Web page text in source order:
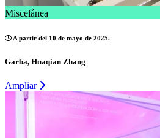
Miscelánea
A partir del 10 de mayo de 2025.
Garba, Huaqian Zhang
Ampliar